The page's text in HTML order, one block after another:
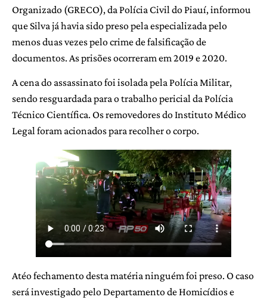
Organizado (GRECO), da Polícia Civil do Piauí, informou
que Silva já havia sido preso pela especializada pelo
menos duas vezes pelo crime de falsificação de
documentos. As prisões ocorreram em 2019 e 2020.
A cena do assassinato foi isolada pela Polícia Militar,
sendo resguardada para o trabalho pericial da Polícia
Técnico Científica. Os removedores do Instituto Médico
Legal foram acionados para recolher o corpo.
Atéo fechamento desta matéria ninguém foi preso. O caso
será investigado pelo Departamento de Homicídios e